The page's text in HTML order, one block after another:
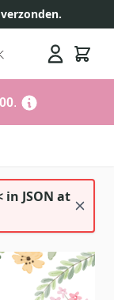
.
JSON at